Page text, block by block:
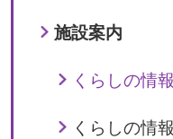
施設案内
くらしの情
くらしの情